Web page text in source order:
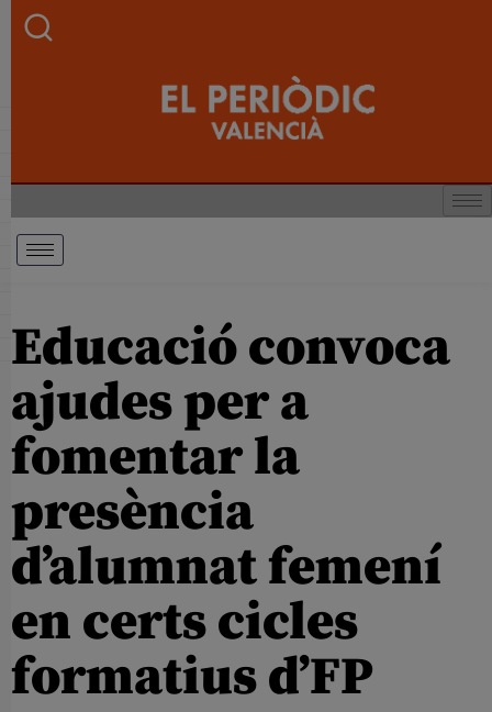
Educació convoca
ajudes per a
fomentar la
presència
d’alumnat femení
en certs cicles
formatius d’FP